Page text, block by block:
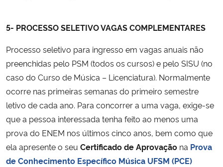
5- PROCESSO SELETIVO VAGAS COMPLEMENTARES
Processo seletivo para ingresso em vagas anuais não
preenchidas pelo PSM (todos os cursos) e pelo SISU (no
caso do Curso de Música – Licenciatura). Normalmente
ocorre nas primeiras semanas do primeiro semestre
letivo de cada ano. Para concorrer a uma vaga, exige-se
que a pessoa interessada tenha feito ao menos uma
prova do ENEM nos últimos cinco anos, bem como que
ela apresente o seu Certificado de Aprovação na Prova
de Conhecimento Específico Música UFSM (PCE)